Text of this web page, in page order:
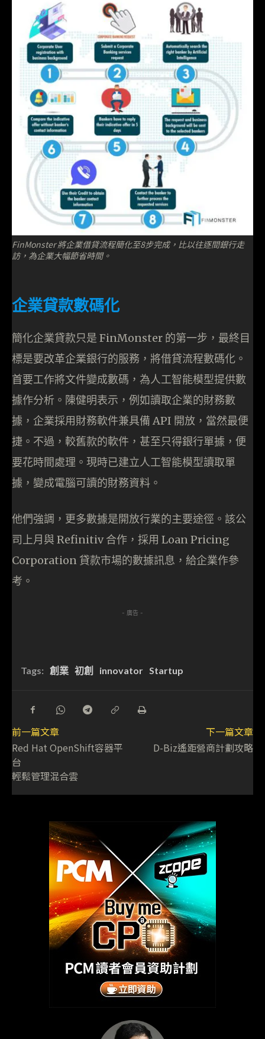
FinMonster 將企業借貸流程簡化至8步完成，比以往逐間銀行走
訪，為企業大幅節省時間。
企業貸款數碼化
簡化企業貸款只是 FinMonster 的第一步，最終目
標是要改革企業銀行的服務，將借貸流程數碼化。
首要工作將文件變成數碼，為人工智能模型提供數
據作分析。陳健明表示，例如讀取企業的財務數
據，企業採用財務軟件兼具備 API 開放，當然最便
捷。不過，較舊款的軟件，甚至只得銀行單據，便
要花時間處理。現時已建立人工智能模型讀取單
據，變成電腦可讀的財務資料。
他們強調，更多數據是開放行業的主要途徑。該公
司上月與 Refinitiv 合作，採用 Loan Pricing
Corporation 貸款市場的數據訊息，給企業作參
考。
- 廣告 -
Tags: 創業 初創 innovator Startup
前一篇文章
Red Hat OpenShift容器平
台
輕鬆管理混合雲
下一篇文章
D-Biz遙距營商計劃攻略